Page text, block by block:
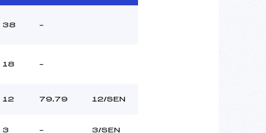
38 –
18 –
12 79.79 12/SEN
3 – 3/SEN